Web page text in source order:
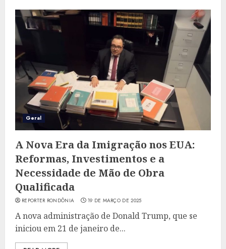
Geral
A Nova Era da Imigração nos EUA:
Reformas, Investimentos e a
Necessidade de Mão de Obra
Qualificada
REPORTER RONDÔNIA 19 DE MARÇO DE 2025
A nova administração de Donald Trump, que se
iniciou em 21 de janeiro de...